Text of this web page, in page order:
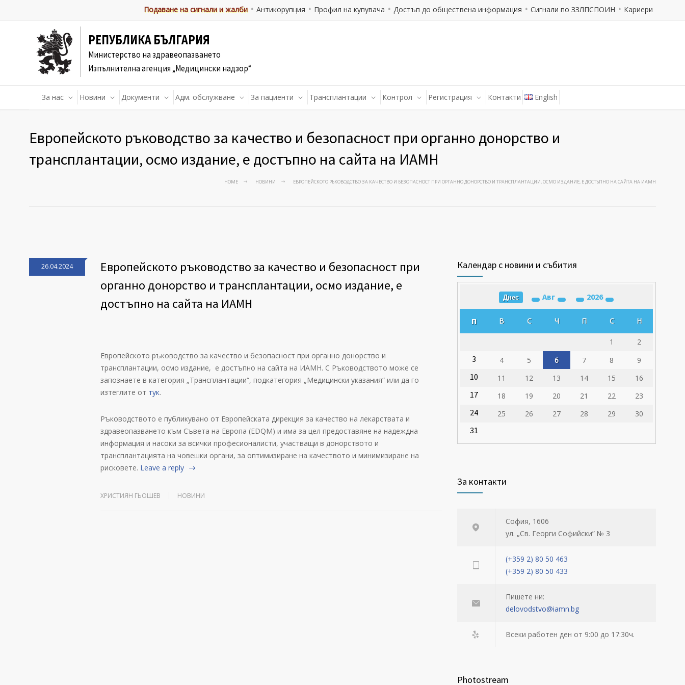
Кариери
Сигнали по ЗЗЛПСПОИН
Достъп до обществена информация
Профил на купувача
Антикорупция
Подаване на сигнали и жалби
РЕПУБЛИКА БЪЛГАРИЯ
Министерство на здравеопазването
Изпълнителна агенция „Медицински надзор“
За нас Новини Документи Адм. обслужване За пациенти Трансплантации Контрол Регистрация Контакти English
Европейското ръководство за качество и безопасност при органно донорство и
трансплантации, осмо издание, е достъпно на сайта на ИАМН
HOME НОВИНИ ЕВРОПЕЙСКОТО РЪКОВОДСТВО ЗА КАЧЕСТВО И БЕЗОПАСНОСТ ПРИ ОРГАННО ДОНОРСТВО И ТРАНСПЛАНТАЦИИ, ОСМО ИЗДАНИЕ, Е ДОСТЪПНО НА САЙТА НА ИАМН
26.04.2024
Европейското ръководство за качество и безопасност при
органно донорство и трансплантации, осмо издание, е
достъпно на сайта на ИАМН
Европейското ръководство за качество и безопасност при органно донорство и
трансплантации, осмо издание, е достъпно на сайта на ИАМН. С Ръководството може се
запознаете в категория „Трансплантации“, подкатегория „Медицински указания“ или да го
изтеглите от тук.
Ръководството е публикувано от Европейската дирекция за качество на лекарствата и
здравеопазването към Съвета на Европа (EDQM) и има за цел предоставяне на надеждна
информация и насоки за всички професионалисти, участващи в донорството и
трансплантацията на човешки органи, за оптимизиране на качеството и минимизиране на
рисковете. Leave a reply
ХРИСТИЯН ГЬОШЕВ НОВИНИ
Календар с новини и събития
Днес Авг 2026
П В С Ч П С Н
1 2
3 4 5 6 7 8 9
10 11 12 13 14 15 16
17 18 19 20 21 22 23
24 25 26 27 28 29 30
31
За контакти
София, 1606
ул. „Св. Георги Софийски” № 3
(+359 2) 80 50 463
(+359 2) 80 50 433
Пишете ни:
delovodstvo@iamn.bg
Всеки работен ден от 9:00 до 17:30ч.
Photostream